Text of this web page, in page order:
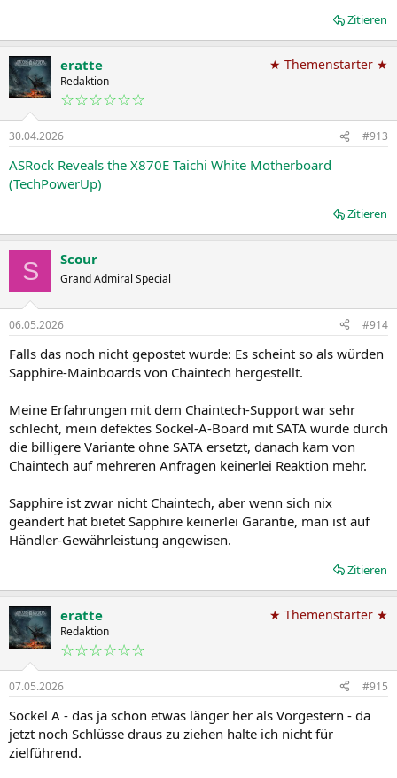
Zitieren
eratte
Redaktion
☆☆☆☆☆☆
★ Themenstarter ★
30.04.2026 #913
ASRock Reveals the X870E Taichi White Motherboard
(TechPowerUp)
Zitieren
S Scour
Grand Admiral Special
06.05.2026 #914
Falls das noch nicht gepostet wurde: Es scheint so als würden
Sapphire-Mainboards von Chaintech hergestellt.
Meine Erfahrungen mit dem Chaintech-Support war sehr
schlecht, mein defektes Sockel-A-Board mit SATA wurde durch
die billigere Variante ohne SATA ersetzt, danach kam von
Chaintech auf mehreren Anfragen keinerlei Reaktion mehr.
Sapphire ist zwar nicht Chaintech, aber wenn sich nix
geändert hat bietet Sapphire keinerlei Garantie, man ist auf
Händler-Gewährleistung angewisen.
Zitieren
eratte
Redaktion
☆☆☆☆☆☆
★ Themenstarter ★
07.05.2026 #915
Sockel A - das ja schon etwas länger her als Vorgestern - da
jetzt noch Schlüsse draus zu ziehen halte ich nicht für
zielführend.